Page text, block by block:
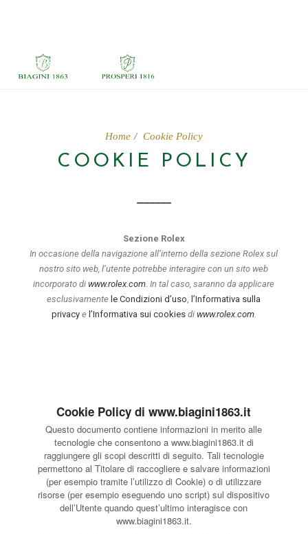
Home Cookie Policy
COOKIE POLICY
Sezione Rolex
In occasione della navigazione all’interno della sezione Rolex sul
nostro sito web, l’utente potrebbe interagire con un sito web
incorporato diwww.rolex.com. In tal caso, saranno da applicare
esclusivamente le Condizioni d’uso, l’Informativa sulla
privacy e l’Informativa sui cookies di www.rolex.com.
Cookie Policy di www.biagini1863.it
Questo documento contiene informazioni in merito alle
tecnologie che consentono a www.biagini1863.it di
raggiungere gli scopi descritti di seguito. Tali tecnologie
permettono al Titolare di raccogliere e salvare informazioni
(per esempio tramite l’utilizzo di Cookie) o di utilizzare
risorse (per esempio eseguendo uno script) sul dispositivo
dell’Utente quando quest’ultimo interagisce con
www.biagini1863.it.